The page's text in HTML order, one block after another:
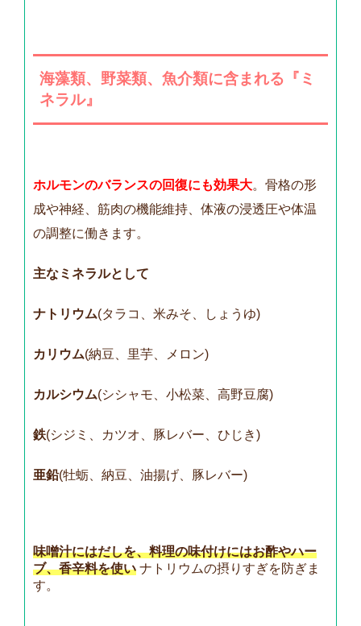
海藻類、野菜類、魚介類に含まれる『ミ
ネラル』
ホルモンのバランスの回復にも効果大。骨格の形
成や神経、筋肉の機能維持、体液の浸透圧や体温
の調整に働きます。
主なミネラルとして
ナトリウム(タラコ、米みそ、しょうゆ)
カリウム(納豆、里芋、メロン)
カルシウム(シシャモ、小松菜、高野豆腐)
鉄(シジミ、カツオ、豚レバー、ひじき)
亜鉛(牡蛎、納豆、油揚げ、豚レバー)
味噌汁にはだしを、料理の味付けにはお酢やハー
ブ、香辛料を使い ナトリウムの摂りすぎを防ぎま
す。